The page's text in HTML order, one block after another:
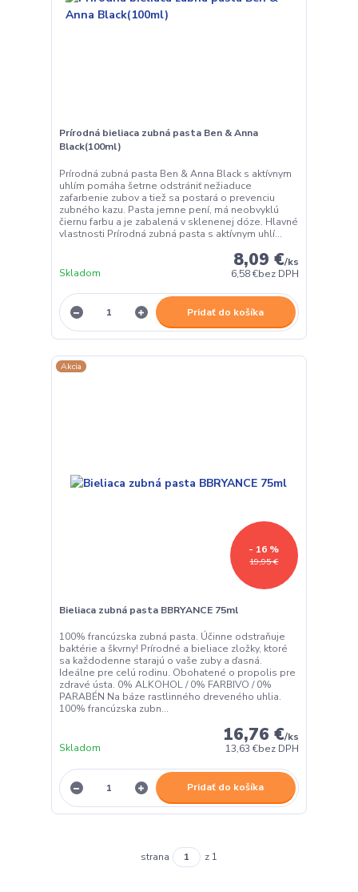
Prírodná bieliaca zubná pasta Ben & Anna
Black(100ml)
Prírodná zubná pasta Ben & Anna Black s aktívnym
uhlím pomáha šetrne odstrániť nežiaduce
zafarbenie zubov a tiež sa postará o prevenciu
zubného kazu. Pasta jemne pení, má neobvyklú
čiernu farbu a je zabalená v sklenenej dóze. Hlavné
vlastnosti Prírodná zubná pasta s aktívnym uhlí...
8,09 €/ks
6,58 €bez DPH
Skladom
Pridať do košíka
Akcia
19,95 €
- 16 %
Bieliaca zubná pasta BBRYANCE 75ml
100% francúzska zubná pasta. Účinne odstraňuje
baktérie a škvrny! Prírodné a bieliace zložky, ktoré
sa každodenne starajú o vaše zuby a ďasná.
Ideálne pre celú rodinu. Obohatené o propolis pre
zdravé ústa. 0% ALKOHOL / 0% FARBIVO / 0%
PARABÉN Na báze rastlinného dreveného uhlia.
100% francúzska zubn...
16,76 €/ks
13,63 €bez DPH
Skladom
Pridať do košíka
strana z 1